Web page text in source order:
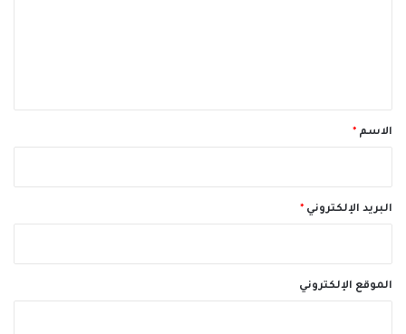
*الاسم *
البريد الإلكتروني *
الموقع الإلكتروني